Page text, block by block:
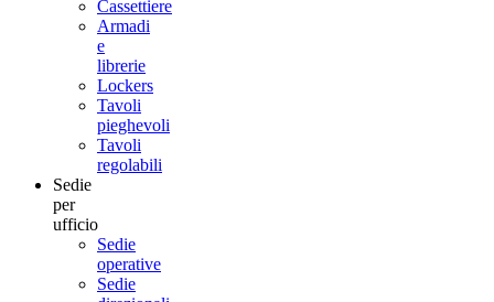
Cassettiere
Armadi
e
librerie
Lockers
Tavoli
pieghevoli
Tavoli
regolabili
Sedie
per
ufficio
Sedie
operative
Sedie